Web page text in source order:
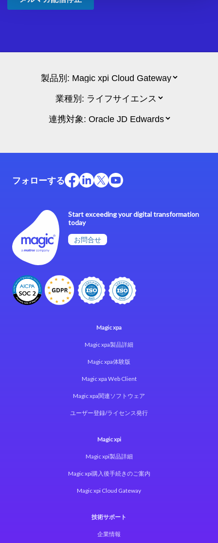
Start exceeding your digital transformation
today
お問合せ
フォローする
Magic xpa
Magic xpa製品詳細
Magic xpa体験版
Magic xpa Web Client
Magic xpa関連ソフトウェア
ユーザー登録/ライセンス発行
Magic xpi
Magic xpi製品詳細
Magic xpi購入後手続きのご案内
Magic xpi Cloud Gateway
技術サポート
企業情報